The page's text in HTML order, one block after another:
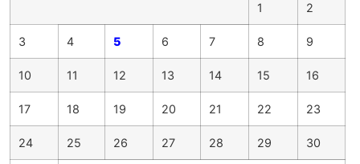
1 2
3 4 5 6 7 8 9
10 11 12 13 14 15 16
17 18 19 20 21 22 23
24 25 26 27 28 29 30